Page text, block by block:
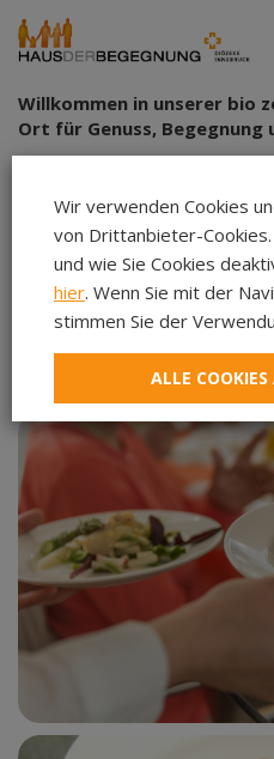
Willkommen in unserer bio
Ort für Genuss, Begegnung
Weihnachtsfeier, private Feier
– in unserer Osteria finden
Genuss und unvergessliche
Veranstaltung ganz nach Ihren
gerne einindividuelles
Wir verwenden Cookies
von Drittanbieter-
und wie Sie Cookies
hier. Wenn Sie mit der
stimmen Sie der
ALLE